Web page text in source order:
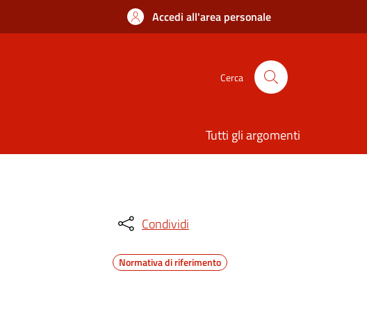
Accedi all'area personale
Cerca
Tutti gli argomenti
Condividi
Normativa di riferimento